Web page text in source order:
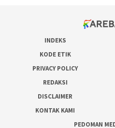
INDEKS
KODE ETIK
PRIVACY POLICY
REDAKSI
DISCLAIMER
KONTAK KAMI
PEDOMAN